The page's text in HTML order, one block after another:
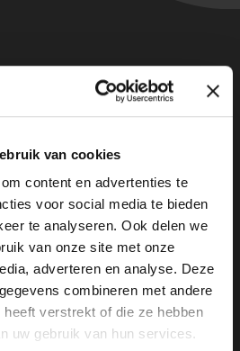
van cookies
content en advertenties te
voor social media te bieden
te analyseren. Ook delen we
van onze site met onze
adverteren en analyse. Deze
combineren met andere
verstrekt of die ze hebben
uw gebruik van hun services.
terug op Spotify
of neemt het
Evert Bleijenberg en docent
zijn bezig aan een opmars,
zij gedemoniseerd door de
radicaal- of extreemrechts?
Tweede Kamerlid voor de